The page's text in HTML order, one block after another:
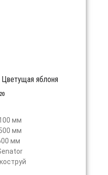
яблоня
20
мм
мм
мм